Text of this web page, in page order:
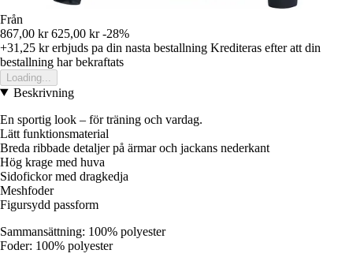
Från
867,00 kr 625,00 kr -28%
+31,25 krerbjuds pa din nasta bestallning Krediteras efter att din
bestallning har bekraftats
Loading...
Beskrivning
En sportig look – för träning och vardag.
Lätt funktionsmaterial
Breda ribbade detaljer på ärmar och jackans nederkant
Hög krage med huva
Sidofickor med dragkedja
Meshfoder
Figursydd passform
Sammansättning: 100% polyester
Foder: 100% polyester